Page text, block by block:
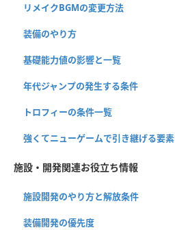
リメイクBGMの変更方法
装備のやり方
基礎能力値の影響と一覧
年代ジャンプの発生する条件
トロフィーの条件一覧
強くてニューゲームで引き継げる要素
施設・開発関連お役立ち情報
施設開発のやり方と解放条件
装備開発の優先度